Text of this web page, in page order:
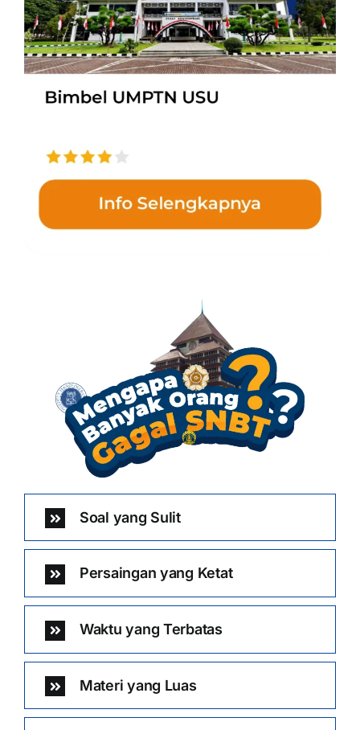
Soal yang Sulit
Persaingan yang Ketat
Waktu yang Terbatas
Materi yang Luas